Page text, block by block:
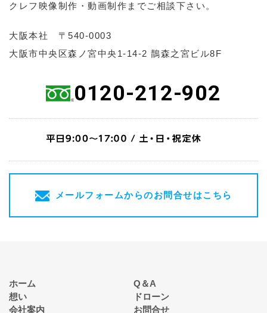
クレフ映像制作・動画制作までご相談下さい。
大阪本社 〒540-0003
大阪市中央区森ノ宮中央1-14-2 鵲森之宮ビル8F
0120-212-902
メールフォームからのお問合せはこちら
ホーム
想い
会社案内
Q＆A
ドローン
お問合せ